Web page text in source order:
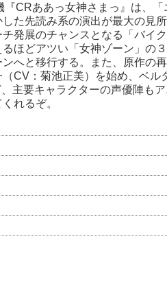
CRああっ女神さまっ』は、「
た先読み系の演出が最大の見
発展のチャンスとなる「バイ
ほどアツい「女神ゾーン」の
へと移行する。また、原作の
CV：菊池正美）を始め、ベル
主要キャラクターの声優陣も
れるぞ。